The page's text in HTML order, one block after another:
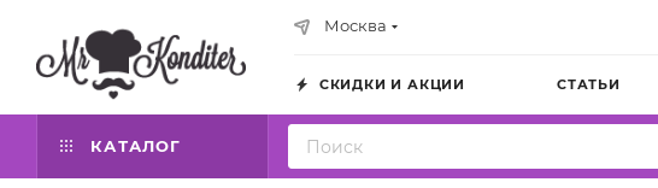
Москва
СКИДКИ И АКЦИИ СТАТЬИ
КАТАЛОГ